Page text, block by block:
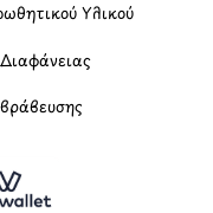
Υλικού